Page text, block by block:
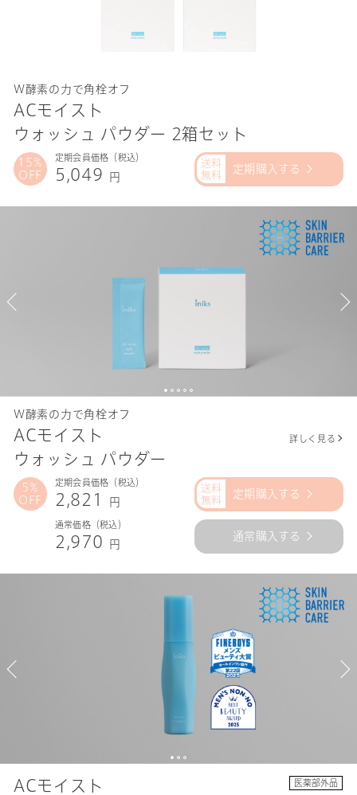
Ｗ酵素の力で角栓オフ
ACモイスト
ウォッシュ パウダー 2箱セット
15%
OFF
定期会員価格（税込）
5,049 円
定期購入する
Ｗ酵素の力で角栓オフ
ACモイスト
ウォッシュ パウダー
詳しく見る
5%
OFF
定期会員価格（税込）
2,821 円
定期購入する
通常価格（税込）
2,970 円
通常購入する
ACモイスト
医薬部外品